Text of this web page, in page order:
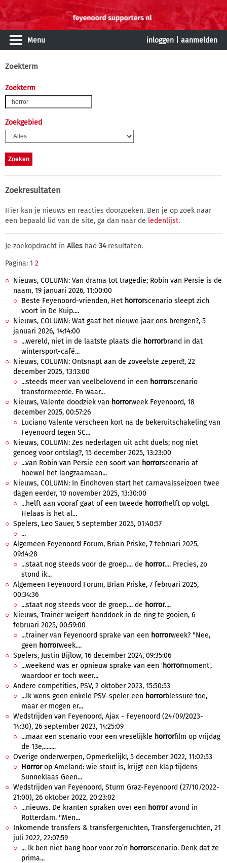
Menu inloggen aanmelden
Zoekterm
Zoekterm
Zoekgebied
Zoekresultaten
Hier kan je nieuws en reacties doorzoeken. Ben je op zoek naar
een bepaald lid van de site, ga dan naar de ledenlijst.
Je zoekopdracht in Alles had 34resultaten.
Pagina: 1 2
Nieuws, COLUMN: Van drama tot tragedie; Robin van Persie is de
naam, 19 januari 2026, 11:00:00
Beste Feyenoord-vrienden, Het horrorscenario sleept zich
voort in De Kuip....
Nieuws, COLUMN: Wat gaat het nieuwe jaar ons brengen?, 5
januari 2026, 14:14:00
...wereld, niet in de laatste plaats die horrorbrand in dat
wintersport-café...
Nieuws, COLUMN: Ontsnapt aan de zoveelste zeperd!, 22
december 2025, 13:13:00
...steeds meer van veelbelovend in een horrorscenario
transformeerde. En waar...
Nieuws, Valente doodziek van horrorweek Feyenoord, 18
december 2025, 00:57:26
Luciano Valente verscheen kort na de bekeruitschakeling van
Feyenoord tegen SC...
Nieuws, COLUMN: Zes nederlagen uit acht duels; nog niet
genoeg voor ontslag?, 15 december 2025, 13:23:00
...van Robin van Persie een soort van horrorscenario af
hoewel het langzaamaan...
Nieuws, COLUMN: In Eindhoven start het carnavalsseizoen twee
dagen eerder, 10 november 2025, 13:30:00
...helft aan vooraf gaat of een tweede horrorhelft op volgt.
Helaas is het al...
Spelers, Leo Sauer, 5 september 2025, 01:40:57
...
Algemeen Feyenoord Forum, Brian Priske, 7 februari 2025,
09:14:28
...staat nog steeds voor de groep.... de horror.... Precies, zo
stond ik...
Algemeen Feyenoord Forum, Brian Priske, 7 februari 2025,
00:34:36
...staat nog steeds voor de groep.... de horror....
Nieuws, Trainer weigert handdoek in de ring te gooien, 6
februari 2025, 00:59:00
...trainer van Feyenoord sprake van een horrorweek? "Nee,
geen horrorweek....
Spelers, Justin Bijlow, 16 december 2024, 09:35:06
...weekend was er opnieuw sprake van een 'horrormoment',
waardoor er toch weer...
Andere competities, PSV, 2 oktober 2023, 15:50:53
...Ik wens geen enkele PSV-speler een horrorblessure toe,
maar er mogen er...
Wedstrijden van Feyenoord, Ajax - Feyenoord (24/09/2023-
14:30), 26 september 2023, 14:25:09
...maar een scenario voor een vreselijkle horrorfilm op vrijdag
de 13e,........
Overige onderwerpen, Opmerkelijk!, 5 december 2022, 11:02:53
Horrorop Ameland: wie stout is, krijgt een klap tijdens
Sunneklaas Geen...
Wedstrijden van Feyenoord, Sturm Graz-Feyenoord (27/10/2022-
21:00), 26 oktober 2022, 20:23:02
...nieuws. De kranten spraken over een horroravond in
Rotterdam. ''Men...
Inkomende transfers & transfergeruchten, Transfergeruchten, 21
juli 2022, 22:07:59
... Ik ben niet bang hoor voor zo’n horrorscenario. Denk dat ze
prima...